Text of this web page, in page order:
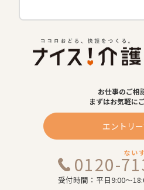
お仕事のご相
まずはお気軽に
エントリ
0120- ない
受付時間：平日9:00～